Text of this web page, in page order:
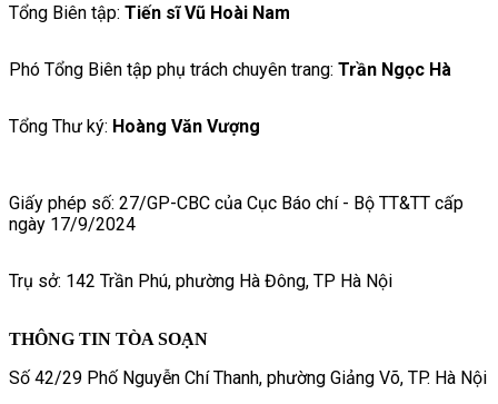
Tổng Biên tập: Tiến sĩ Vũ Hoài Nam
Phó Tổng Biên tập phụ trách chuyên trang: Trần Ngọc Hà
Tổng Thư ký: Hoàng Văn Vượng
Giấy phép số: 27/GP-CBC của Cục Báo chí - Bộ TT&TT cấp
ngày 17/9/2024
Trụ sở: 142 Trần Phú, phường Hà Đông, TP Hà Nội
THÔNG TIN TÒA SOẠN
Số 42/29 Phố Nguyễn Chí Thanh, phường Giảng Võ, TP. Hà Nội